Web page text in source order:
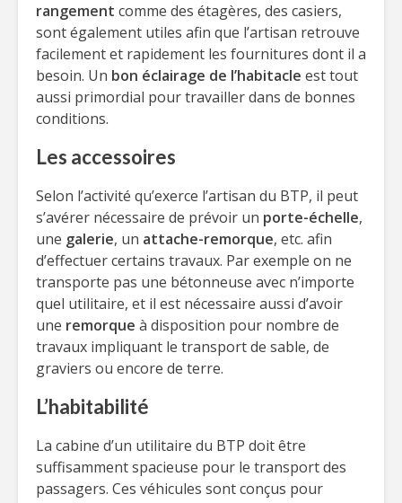
rangement comme des étagères, des casiers,
sont également utiles afin que l’artisan retrouve
facilement et rapidement les fournitures dont il a
besoin. Un bon éclairage de l’habitacle est tout
aussi primordial pour travailler dans de bonnes
conditions.
Les accessoires
Selon l’activité qu’exerce l’artisan du BTP, il peut
s’avérer nécessaire de prévoir un porte-échelle,
une galerie, un attache-remorque, etc. afin
d’effectuer certains travaux. Par exemple on ne
transporte pas une bétonneuse avec n’importe
quel utilitaire, et il est nécessaire aussi d’avoir
une remorque à disposition pour nombre de
travaux impliquant le transport de sable, de
graviers ou encore de terre.
L’habitabilité
La cabine d’un utilitaire du BTP doit être
suffisamment spacieuse pour le transport des
passagers. Ces véhicules sont conçus pour